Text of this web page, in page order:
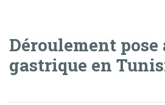
Déroulement pose
gastrique en